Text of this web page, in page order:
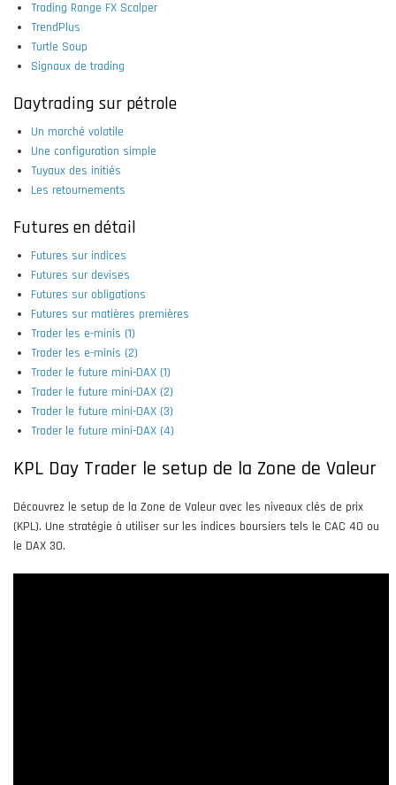
Trading Range FX Scalper
TrendPlus
Turtle Soup
Signaux de trading
Daytrading sur pétrole
Un marché volatile
Une configuration simple
Tuyaux des initiés
Les retournements
Futures en détail
Futures sur indices
Futures sur devises
Futures sur obligations
Futures sur matières premières
Trader les e-minis (1)
Trader les e-minis (2)
Trader le future mini-DAX (1)
Trader le future mini-DAX (2)
Trader le future mini-DAX (3)
Trader le future mini-DAX (4)
KPL Day Trader le setup de la Zone de Valeur
Découvrez le setup de la Zone de Valeur avec les niveaux clés de prix
(KPL). Une stratégie à utiliser sur les indices boursiers tels le CAC 40 ou
le DAX 30.